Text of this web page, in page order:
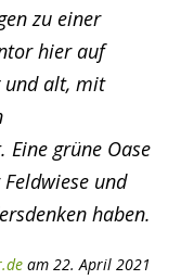
zu einer
hier auf
und alt, mit
grüne Oase
und
haben.
am 22. April 2021